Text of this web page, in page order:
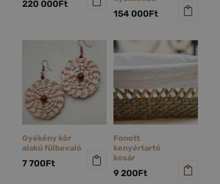
220 000Ft
154 000Ft
Gyékény kör
alakú fülbevaló
7 700Ft
Fonott
kenyértartó
kosár
9 200Ft